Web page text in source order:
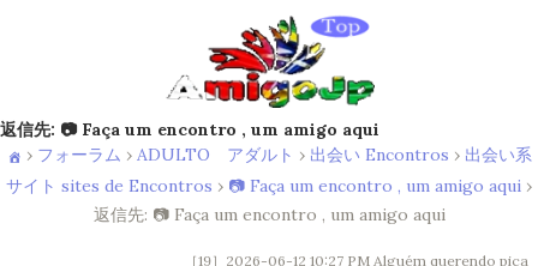
返信先: 📷 Faça um encontro , um amigo aqui
› フォーラム › ADULTO アダルト › 出会い Encontros › 出会い系
サイト sites de Encontros › 📷 Faça um encontro , um amigo aqui ›
返信先: 📷 Faça um encontro , um amigo aqui
［19］2026-06-12 10:27 PM Alguém querendo pica